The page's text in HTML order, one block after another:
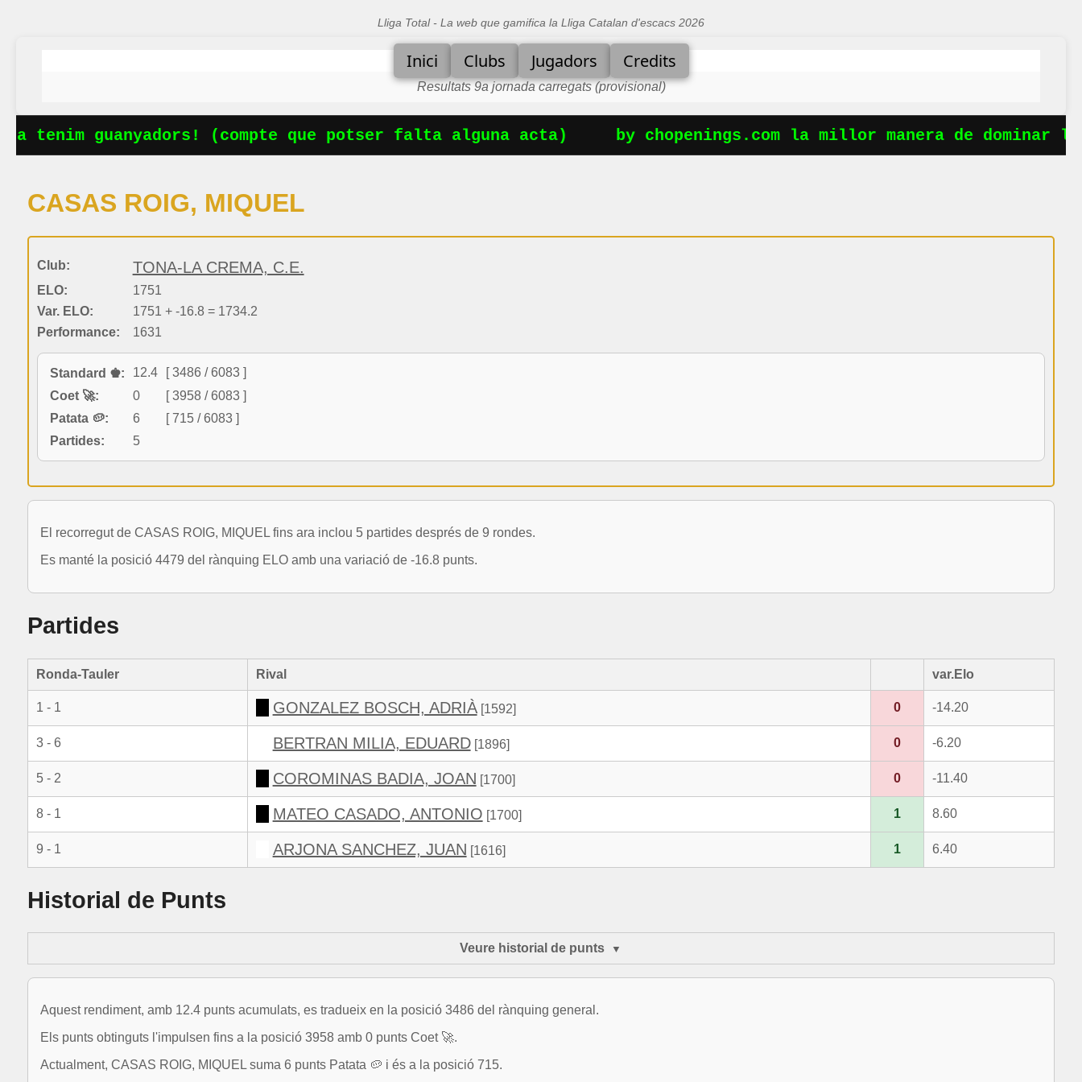
Lliga Total - La web que gamifica la Lliga Catalan d'escacs 2026
Inici Clubs Jugadors Credits
Resultats 9a jornada carregats (provisional)
tenim guanyadors! (compte que potser falta alguna acta) by chopenings.com la millor manera de dominar
CASAS ROIG, MIQUEL
Club: TONA-LA CREMA, C.E.
ELO:
1751
Var. ELO:
1751 + -16.8 = 1734.2
Performance:
1631
Standard ♚: 12.4
[ 3486 / 6083 ]
Coet 🚀:
0
[ 3958 / 6083 ]
Patata 🥔:
6
[ 715 / 6083 ]
Partides:
5
El recorregut de CASAS ROIG, MIQUEL fins ara inclou 5 partides després de 9 rondes.
Es manté la posició 4479 del rànquing ELO amb una variació de -16.8 punts.
Partides
Ronda-Tauler Rival var.Elo
1 - 1 GONZALEZ BOSCH, ADRIÀ[1592] 0 -14.20
3 - 6 BERTRAN MILIA, EDUARD[1896] 0 -6.20
5 - 2 COROMINAS BADIA, JOAN [1700] 0 -11.40
8 - 1 MATEO CASADO, ANTONIO [1700] 1 8.60
9 - 1 ARJONA SANCHEZ, JUAN [1616] 1 6.40
Historial de Punts
Veure historial de punts
Aquest rendiment, amb 12.4 punts acumulats, es tradueix en la posició 3486 del rànquing general.
Els punts obtinguts l'impulsen fins a la posició 3958 amb 0 punts Coet 🚀.
Actualment, CASAS ROIG, MIQUEL suma 6 punts Patata 🥔 i és a la posició 715.